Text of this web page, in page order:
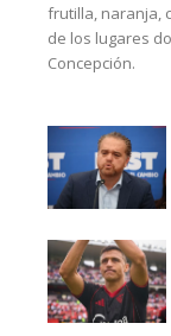
frutilla, naranja,
de los lugares
Concepción.